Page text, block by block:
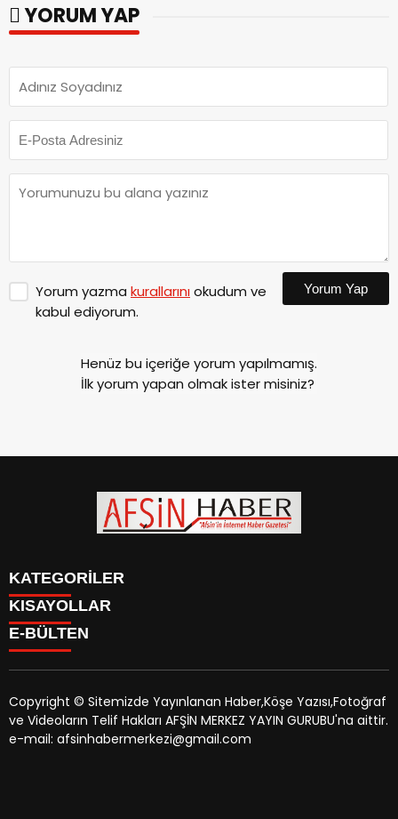
YORUM YAP
Yorum yazma kurallarınıokudum ve
kabul ediyorum.
Yorum Yap
Henüz bu içeriğe yorum yapılmamış.
İlk yorum yapan olmak ister misiniz?
KATEGORİLER
SİYASET
EĞİTİM
MAGAZİN
MANŞETLER
ÖZEL HABER
KISAYOLLAR
SİYASET
EĞİTİM
KÜLTÜR SANAT
MAGAZİN
MANŞETLER
E-BÜLTEN
afsinhaber.com e-bültenine abone olarak, tarafınıza haber,
duyuru ve kampanya içerikli e-postaların gönderilmesini
Copyright © Sitemizde Yayınlanan Haber,Köşe Yazısı,Fotoğraf
ve Videoların Telif Hakları AFŞİN MERKEZ YAYIN GURUBU'na aittir.
e-mail: afsinhabermerkezi@gmail.com